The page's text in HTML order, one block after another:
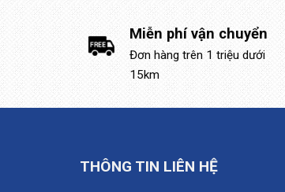
Miễn phí vận chuyển
Đơn hàng trên 1 triệu dưới
15km
THÔNG TIN LIÊN HỆ